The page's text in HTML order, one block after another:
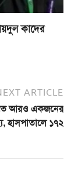
কাদের
ARTICLE
আরও একজনের
হাসপাতালে ১৭২